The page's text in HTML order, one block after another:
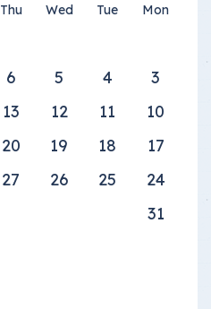
Mon
Tue
Wed
Thu
3
4
5
6
10
11
12
13
17
18
19
20
24
25
26
27
31